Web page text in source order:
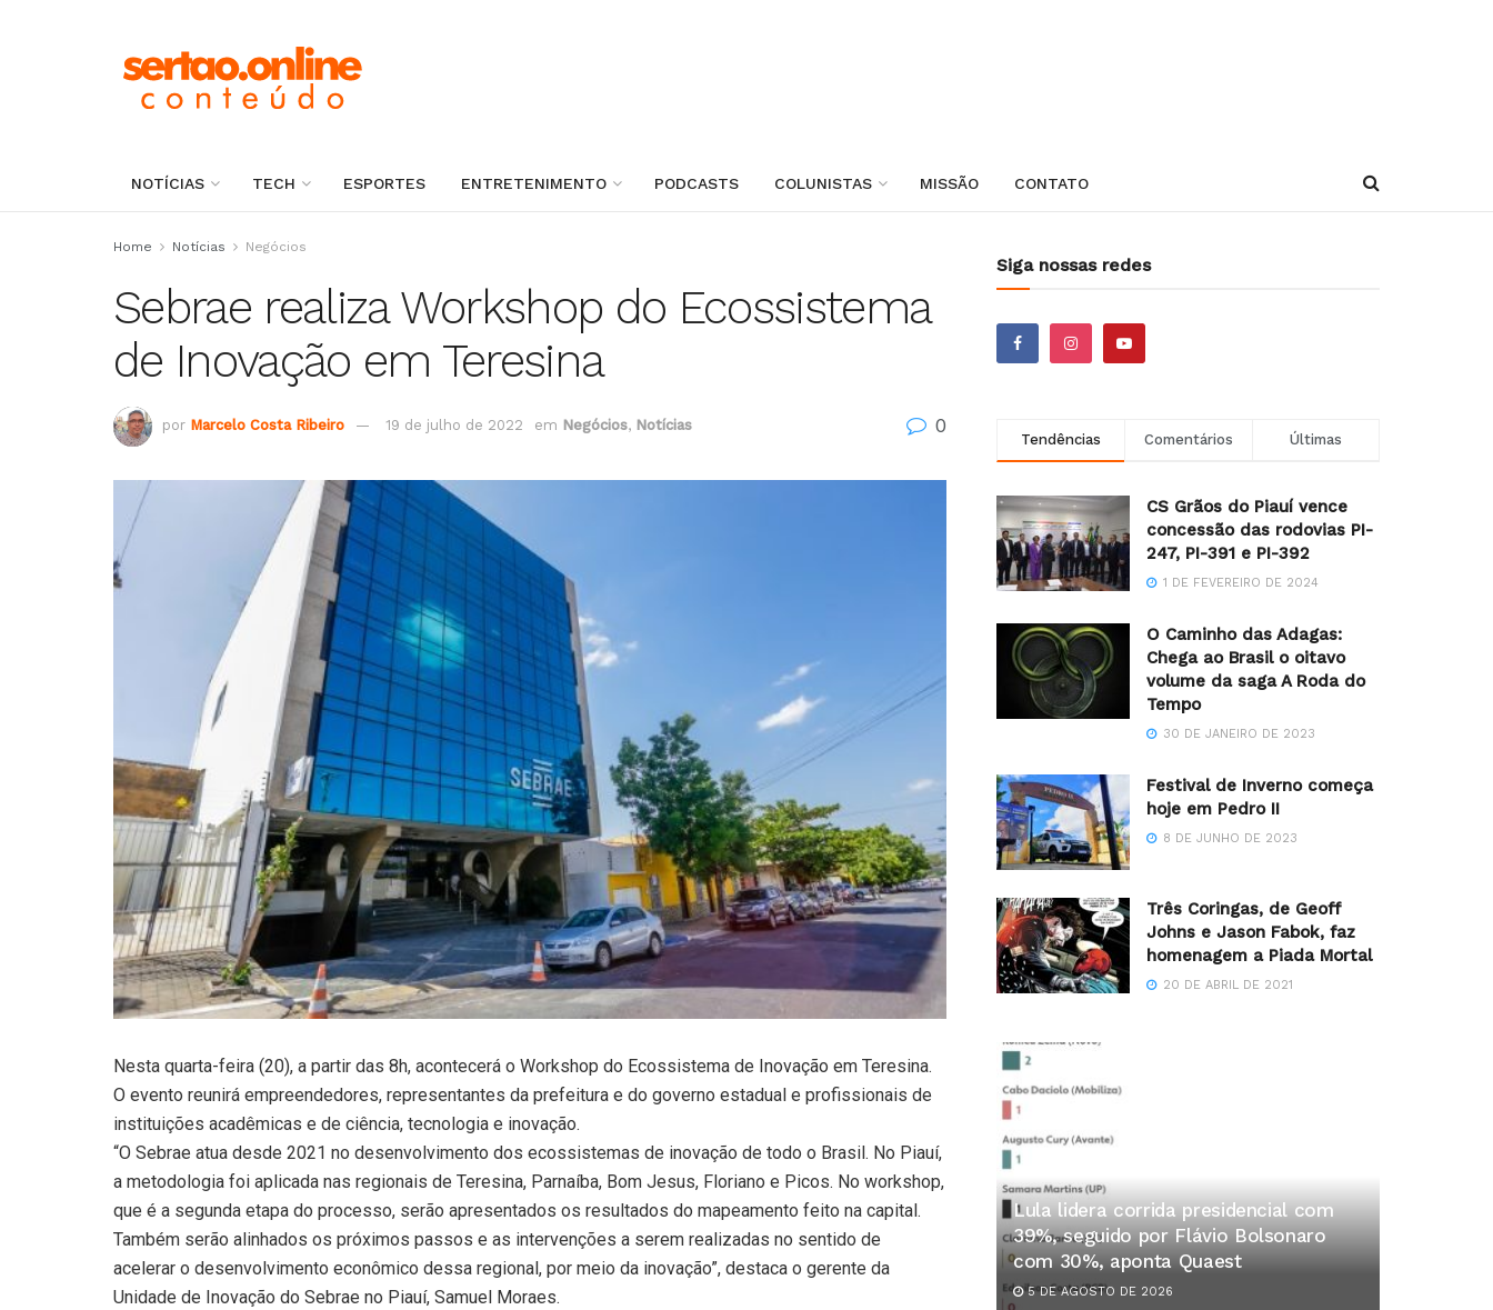
NOTÍCIAS TECH ESPORTES ENTRETENIMENTO PODCASTS COLUNISTAS MISSÃO CONTATO
Home Notícias Negócios
Sebrae realiza Workshop do Ecossistema
de Inovação em Teresina
por Marcelo Costa Ribeiro 19 de julho de 2022 em Negócios, Notícias 0
Nesta quarta-feira (20), a partir das 8h, acontecerá o Workshop do Ecossistema de Inovação em Teresina.
O evento reunirá empreendedores, representantes da prefeitura e do governo estadual e profissionais de
instituições acadêmicas e de ciência, tecnologia e inovação.
“O Sebrae atua desde 2021 no desenvolvimento dos ecossistemas de inovação de todo o Brasil. No Piauí,
a metodologia foi aplicada nas regionais de Teresina, Parnaíba, Bom Jesus, Floriano e Picos. No workshop,
que é a segunda etapa do processo, serão apresentados os resultados do mapeamento feito na capital.
Também serão alinhados os próximos passos e as intervenções a serem realizadas no sentido de
acelerar o desenvolvimento econômico dessa regional, por meio da inovação”, destaca o gerente da
Unidade de Inovação do Sebrae no Piauí, Samuel Moraes.
Siga nossas redes
Tendências Comentários Últimas
CS Grãos do Piauí vence
concessão das rodovias PI-
247, PI-391 e PI-392
1 DE FEVEREIRO DE 2024
O Caminho das Adagas:
Chega ao Brasil o oitavo
volume da saga A Roda do
Tempo
30 DE JANEIRO DE 2023
Festival de Inverno começa
hoje em Pedro II
8 DE JUNHO DE 2023
Três Coringas, de Geoff
Johns e Jason Fabok, faz
homenagem a Piada Mortal
20 DE ABRIL DE 2021
Lula lidera corrida presidencial com
39%, seguido por Flávio Bolsonaro
com 30%, aponta Quaest
5 DE AGOSTO DE 2026